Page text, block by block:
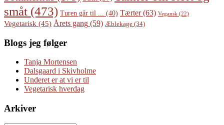
småt (473) Turen går til ... (40) Tærter(63) Vegansk (22)
Vegetarisk (45) Årets gang (59) Æblekage (34)
Blogs jeg følger
Tanja Mortensen
Dalsgaard i Skivholme
Underet er at vi er til
Vegetarisk hverdag
Arkiver